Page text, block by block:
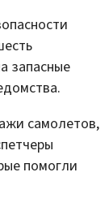
запасные
самолетов,
помогли